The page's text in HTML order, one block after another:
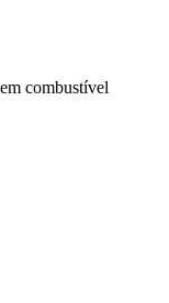
combustível